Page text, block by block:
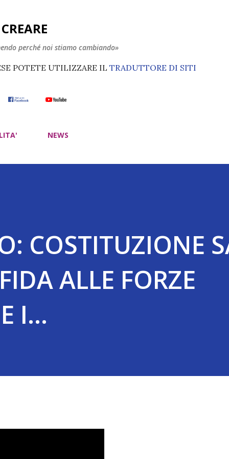
perché noi stiamo cambiando»
POTETE UTILIZZARE IL TRADUTTORE DI SITI
NEWS
COSTITUZIONE
ALLE FORZE
I...